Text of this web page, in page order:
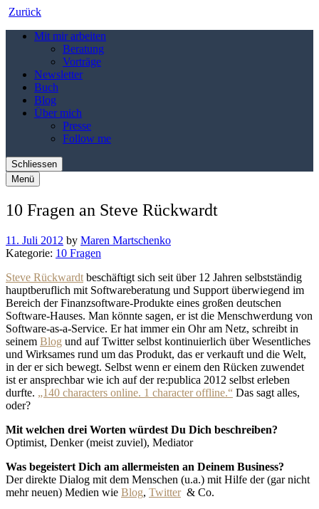
Zurück
Mit mir arbeiten
Beratung
Vorträge
Newsletter
Buch
Blog
Über mich
Presse
Follow me
Schliessen
Menü
10 Fragen an Steve Rückwardt
11. Juli 2012 by Maren Martschenko
Kategorie: 10 Fragen
Steve Rückwardt beschäftigt sich seit über 12 Jahren selbstständig
hauptberuflich mit Softwareberatung und Support überwiegend im
Bereich der Finanzsoftware-Produkte eines großen deutschen
Software-Hauses. Man könnte sagen, er ist die Menschwerdung von
Software-as-a-Service. Er hat immer ein Ohr am Netz, schreibt in
seinem Blog und auf Twitter selbst kontinuierlich über Wesentliches
und Wirksames rund um das Produkt, das er verkauft und die Welt,
in der er sich bewegt. Selbst wenn er einem den Rücken zuwendet
ist er ansprechbar wie ich auf der re:publica 2012 selbst erleben
durfte. „140 characters online. 1 character offline.“ Das sagt alles,
oder?
Mit welchen drei Worten würdest Du Dich beschreiben?
Optimist, Denker (meist zuviel), Mediator
Was begeistert Dich am allermeisten an Deinem Business?
Der direkte Dialog mit dem Menschen (u.a.) mit Hilfe der (gar nicht
mehr neuen) Medien wie Blog, Twitter& Co.